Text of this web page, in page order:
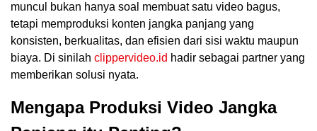
muncul bukan hanya soal membuat satu video bagus,
tetapi memproduksi konten jangka panjang yang
konsisten, berkualitas, dan efisien dari sisi waktu maupun
biaya. Di sinilah clippervideo.id hadir sebagai partner yang
memberikan solusi nyata.
Mengapa Produksi Video Jangka